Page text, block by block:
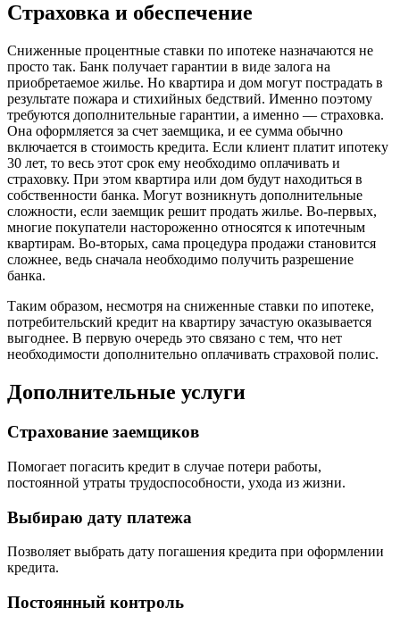
Страховка и обеспечение
Сниженные процентные ставки по ипотеке назначаются не
просто так. Банк получает гарантии в виде залога на
приобретаемое жилье. Но квартира и дом могут пострадать в
результате пожара и стихийных бедствий. Именно поэтому
требуются дополнительные гарантии, а именно — страховка.
Она оформляется за счет заемщика, и ее сумма обычно
включается в стоимость кредита. Если клиент платит ипотеку
30 лет, то весь этот срок ему необходимо оплачивать и
страховку. При этом квартира или дом будут находиться в
собственности банка. Могут возникнуть дополнительные
сложности, если заемщик решит продать жилье. Во-первых,
многие покупатели настороженно относятся к ипотечным
квартирам. Во-вторых, сама процедура продажи становится
сложнее, ведь сначала необходимо получить разрешение
банка.
Таким образом, несмотря на сниженные ставки по ипотеке,
потребительский кредит на квартиру зачастую оказывается
выгоднее. В первую очередь это связано с тем, что нет
необходимости дополнительно оплачивать страховой полис.
Дополнительные услуги
Страхование заемщиков
Помогает погасить кредит в случае потери работы,
постоянной утраты трудоспособности, ухода из жизни.
Выбираю дату платежа
Позволяет выбрать дату погашения кредита при оформлении
кредита.
Постоянный контроль